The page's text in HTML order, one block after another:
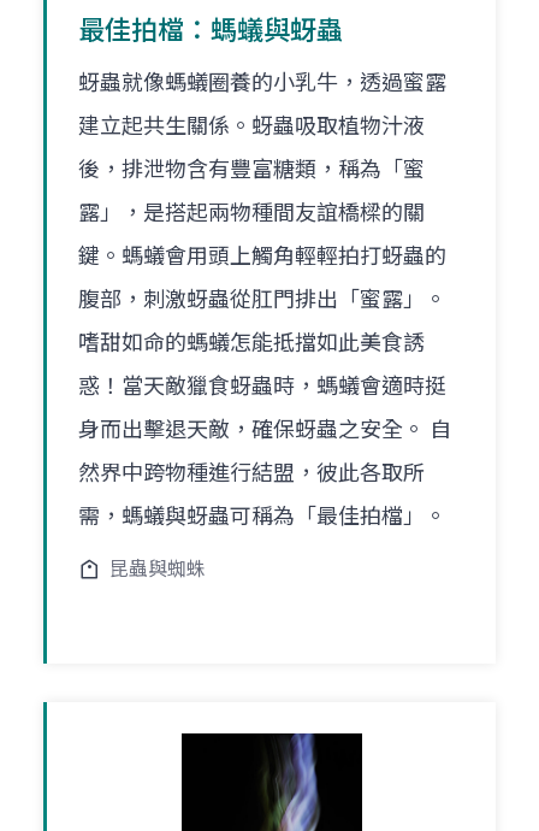
最佳拍檔：螞蟻與蚜蟲
蚜蟲就像螞蟻圈養的小乳牛，透過蜜露
建立起共生關係。蚜蟲吸取植物汁液
後，排泄物含有豐富糖類，稱為「蜜
露」，是搭起兩物種間友誼橋樑的關
鍵。螞蟻會用頭上觸角輕輕拍打蚜蟲的
腹部，刺激蚜蟲從肛門排出「蜜露」。
嗜甜如命的螞蟻怎能抵擋如此美食誘
惑！當天敵獵食蚜蟲時，螞蟻會適時挺
身而出擊退天敵，確保蚜蟲之安全。 自
然界中跨物種進行結盟，彼此各取所
需，螞蟻與蚜蟲可稱為「最佳拍檔」。
昆蟲與蜘蛛